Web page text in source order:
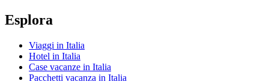
Esplora
Viaggi in Italia
Hotel in Italia
Case vacanze in Italia
Pacchetti vacanza in Italia